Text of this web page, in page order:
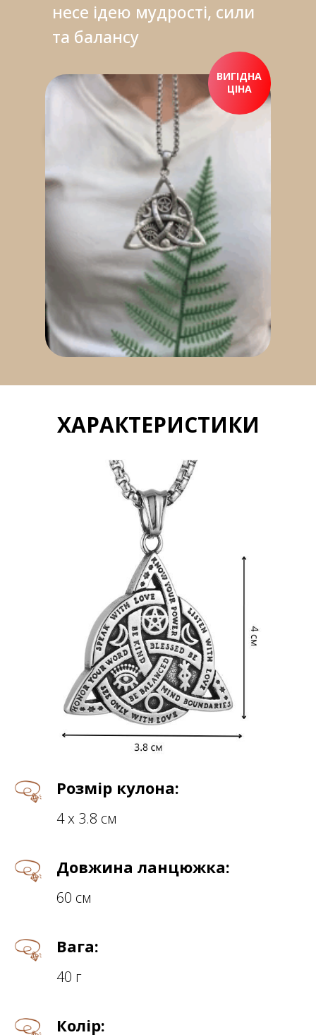
ПРИДБАТИ ЗАРАЗ
несе ідею мудрості, сили
та балансу
ВИГІДНА
ЦІНА
ХАРАКТЕРИСТИКИ
Розмір кулона:
4 х 3.8 см
Довжина ланцюжка:
60 см
Вага:
40 г
Колір: